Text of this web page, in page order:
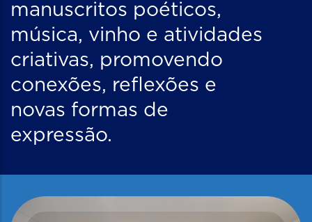
manuscritos poéticos,
música, vinho e atividades
criativas, promovendo
conexões, reflexões e
novas formas de
expressão.